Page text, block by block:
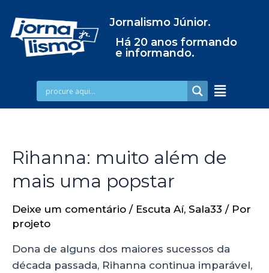
Jornalismo Júnior.
Há 20 anos formando
e informando.
Rihanna: muito além de
mais uma popstar
Deixe um comentário / Escuta Aí, Sala33 / Por
projeto
Dona de alguns dos maiores sucessos da
década passada, Rihanna continua imparável,